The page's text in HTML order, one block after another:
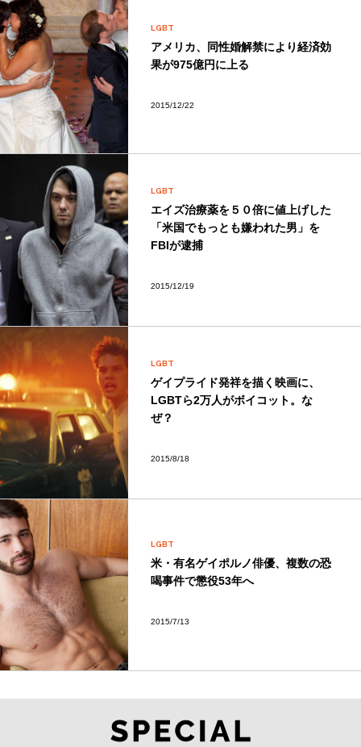
LGBT
アメリカ、同性婚解禁により経済効
果が975億円に上る
2015/12/22
LGBT
エイズ治療薬を５０倍に値上げした
「米国でもっとも嫌われた男」を
FBIが逮捕
2015/12/19
LGBT
ゲイプライド発祥を描く映画に、
LGBTら2万人がボイコット。な
ぜ？
2015/8/18
LGBT
米・有名ゲイポルノ俳優、複数の恐
喝事件で懲役53年へ
2015/7/13